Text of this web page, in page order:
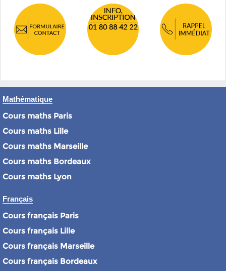
Mathématique
Cours maths Paris
Cours maths Lille
Cours maths Marseille
Cours maths Bordeaux
Cours maths Lyon
Français
Cours français Paris
Cours français Lille
Cours français Marseille
Cours français Bordeaux